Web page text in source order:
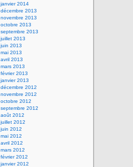
janvier 2014
décembre 2013
novembre 2013
octobre 2013
septembre 2013
juillet 2013
juin 2013
mai 2013
avril 2013
mars 2013
février 2013
janvier 2013
décembre 2012
novembre 2012
octobre 2012
septembre 2012
août 2012
juillet 2012
juin 2012
mai 2012
avril 2012
mars 2012
février 2012
janvier 2012